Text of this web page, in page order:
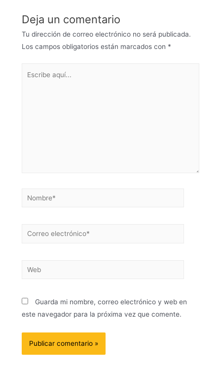
Deja un comentario
Tu dirección de correo electrónico no será publicada.
Los campos obligatorios están marcados con *
Guarda mi nombre, correo electrónico y web en
este navegador para la próxima vez que comente.